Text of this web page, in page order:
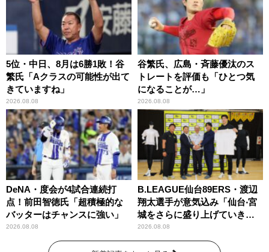
5位・中日、8月は6勝1敗！谷
繁氏「Aクラスの可能性が出て
きていますね」
2026.08.08
谷繁氏、広島・斉藤優汰のス
トレートを評価も「ひとつ気
になることが…」
2026.08.08
DeNA・度会が4試合連続打
点！前田智徳氏「超積極的な
バッターはチャンスに強い」
2026.08.08
B.LEAGUE仙台89ERS・渡辺
翔太選手が意気込み「仙台‧宮
城をさらに盛り上げていきた
いです」
2026.08.08